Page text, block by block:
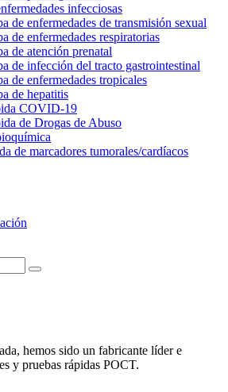
infecciosas
de enfermedades de transmisión sexual
de enfermedades respiratorias
de atención prenatal
de infección del tracto gastrointestinal
de enfermedades tropicales
de hepatitis
COVID-19
de Drogas de Abuso
de marcadores tumorales/cardíacos
hemos sido un fabricante líder e
y pruebas rápidas POCT.